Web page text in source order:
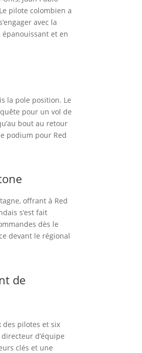
pilote colombien a
avec la
épanouissant et en
la pole position. Le
pour un vol de
bout au retour
podium pour Red
offrant à Red
s’est fait
dès le
devant le régional
de
pilotes et six
d’équipe
clés et une